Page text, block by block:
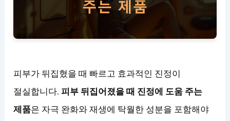
피부가 뒤집혔을 때 빠르고 효과적인 진정이
절실합니다. 피부 뒤집어졌을 때 진정에 도움 주는
제품은 자극 완화와 재생에 탁월한 성분을 포함해야